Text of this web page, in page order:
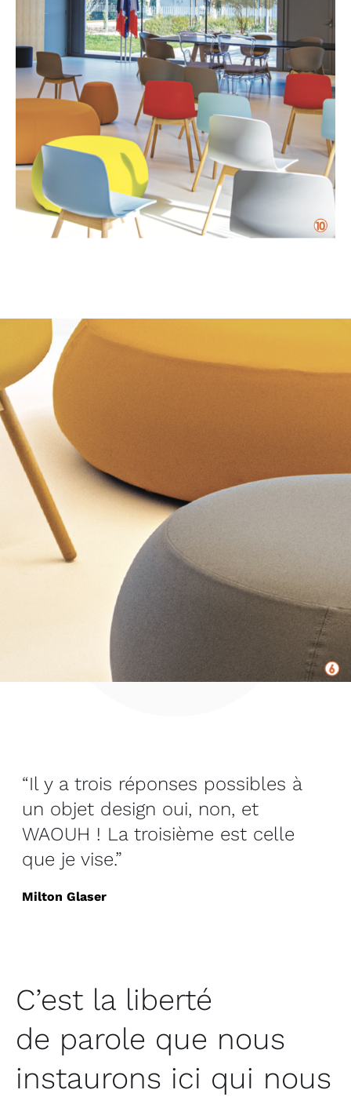
“Il y a trois réponses possibles à
un objet design oui, non, et
WAOUH ! La troisième est celle
que je vise.”
Milton Glaser
C’est la liberté
de parole que nous
instaurons ici qui nous